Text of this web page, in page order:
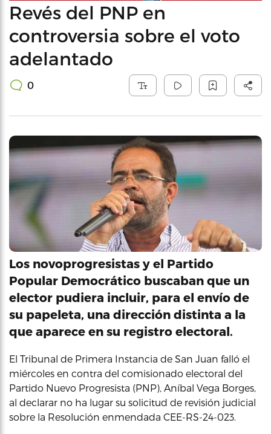
Revés del PNP en
controversia sobre el voto
adelantado
0
Los novoprogresistas y el Partido
Popular Democrático buscaban que un
elector pudiera incluir, para el envío de
su papeleta, una dirección distinta a la
que aparece en su registro electoral.
El Tribunal de Primera Instancia de San Juan falló el
miércoles en contra del comisionado electoral del
Partido Nuevo Progresista (PNP), Aníbal Vega Borges,
al declarar no ha lugar su solicitud de revisión judicial
sobre la Resolución enmendada CEE-RS-24-023.